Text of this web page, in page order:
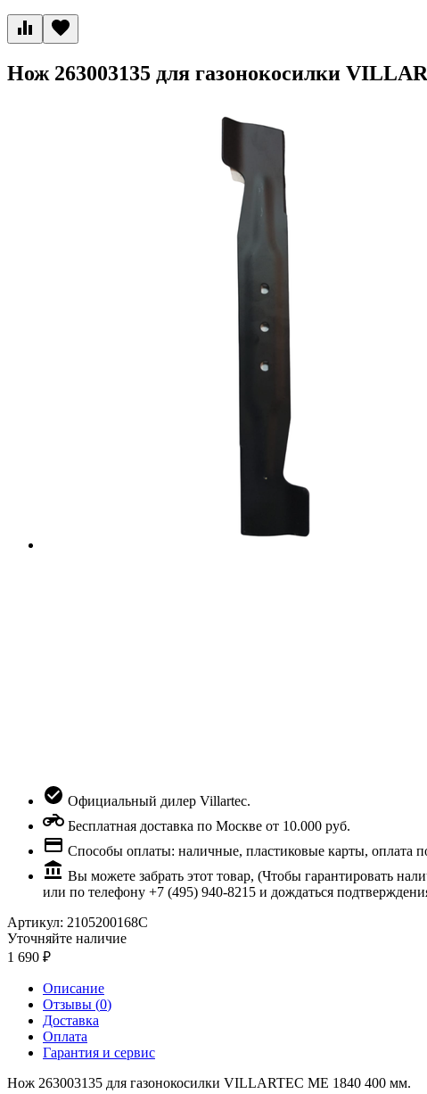
Нож 263003135 для газонокосилки
Официальный дилер Villartec.
Бесплатная доставка по Москве от 10.000 руб.
Способы оплаты: наличные, пластиковые карты, оплата
Вы можете забрать этот товар, (Чтобы гарантировать
или по телефону +7 (495) 940-8215 и дождаться
Артикул: 2105200168С
Уточняйте наличие
1 690
Описание
Отзывы (0)
Доставка
Оплата
Гарантия и сервис
Нож 263003135 для газонокосилки VILLARTEC ME 1840 400 мм.